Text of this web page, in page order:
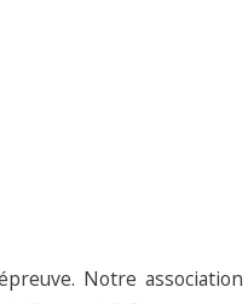
Notre